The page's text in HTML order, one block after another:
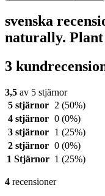
svenska
naturally.
3
3,5 av 5 stjärnor
5 stjärnor
2 (50%)
4 stjärnor 0 (0%)
3 stjärnor
1 (25%)
2 stjärnor 0 (0%)
1 Stjärnor 1 (25%)
4 recensioner